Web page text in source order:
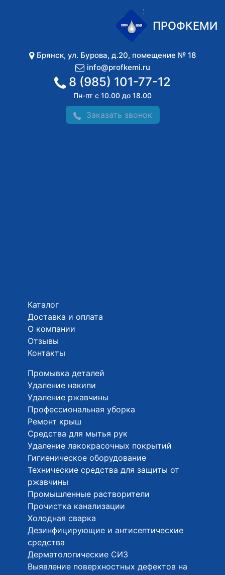
ПРОФКЕМИ
Брянск, ул. Бурова, д.20, помещение № 18
info@profkemi.ru
8 (985) 101-77-12
Пн-пт с 10.00 до 18.00
Заказать звонок
Каталог
Доставка и оплата
О компании
Отзывы
Контакты
Промывка деталей
Удаление накипи
Удаление ржавчины
Профессиональная уборка
Ремонт крыш
Средства для мытья рук
Удаление лакокрасочных покрытий
Гигиеническое оборудование
Технические средства для защиты от
ржавчины
Промышленные растворители
Прочистка канализации
Холодная сварка
Дезинфицирующие и антисептические
средства
Дерматологические СИЗ
Выявление поверхностных дефектов на